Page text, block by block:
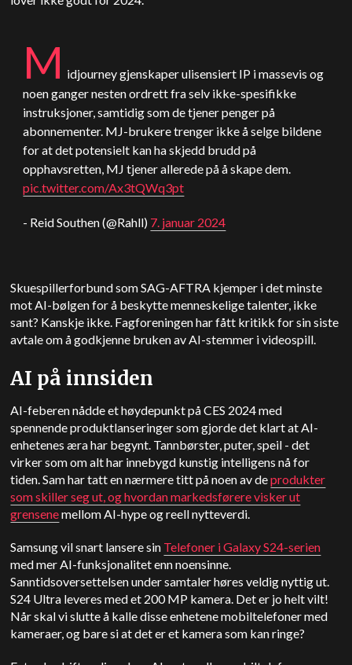
M idjourney gjenskaper ulisensiert IP i massevis og
noen ganger nesten ordrett fra selv ikke-spesifikke
instruksjoner, samtidig som de tjener penger på
abonnementer. MJ-brukere trenger ikke å selge bildene
for at det potensielt kan ha skjedd brudd på
opphavsretten, MJ tjener allerede på å skape dem.
pic.twitter.com/Ax3tQWq3pt
- Reid Southen (@Rahll) 7. januar 2024
Skuespillerforbund som SAG-AFTRA kjemper i det minste
mot AI-bølgen for å beskytte menneskelige talenter, ikke
sant? Kanskje ikke. Fagforeningen har fått kritikk for sin siste
avtale om å godkjenne bruken av AI-stemmer i videospill.
AI på innsiden
AI-feberen nådde et høydepunkt på CES 2024 med
spennende produktlanseringer som gjorde det klart at AI-
enhetenes æra har begynt. Tannbørster, puter, speil - det
virker som om alt har innebygd kunstig intelligens nå for
tiden. Sam har tatt en nærmere titt på noen av deprodukter
som skiller seg ut, og hvordan markedsførere visker ut
grensenemellom AI-hype og reell nytteverdi.
Samsung vil snart lansere sin Telefoner i Galaxy S24-serien
med mer AI-funksjonalitet enn noensinne.
Sanntidsoversettelsen under samtaler høres veldig nyttig ut.
S24 Ultra leveres med et 200 MP kamera. Det er jo helt vilt!
Når skal vi slutte å kalle disse enhetene mobiltelefoner med
kameraer, og bare si at det er et kamera som kan ringe?